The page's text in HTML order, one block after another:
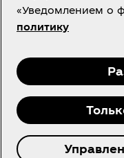
Facebook
©2026 The
«Уведомлением о
политику